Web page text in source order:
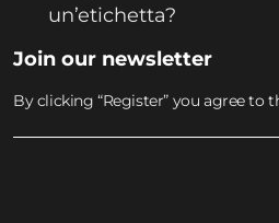
un’etichetta?
Join our newsletter
By clicking “Register” you agree to